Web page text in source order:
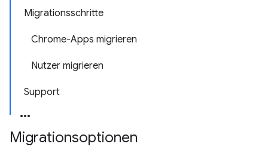
Migrationsschritte
Chrome-Apps migrieren
Nutzer migrieren
Support
Migrationsoptionen